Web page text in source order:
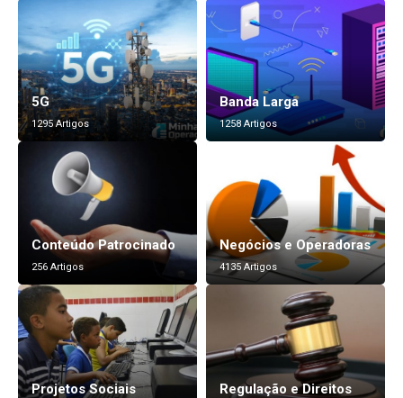
5G
1295 Artigos
Banda Larga
1258 Artigos
Conteúdo Patrocinado
256 Artigos
Negócios e Operadoras
4135 Artigos
Projetos Sociais Regulação e Direitos